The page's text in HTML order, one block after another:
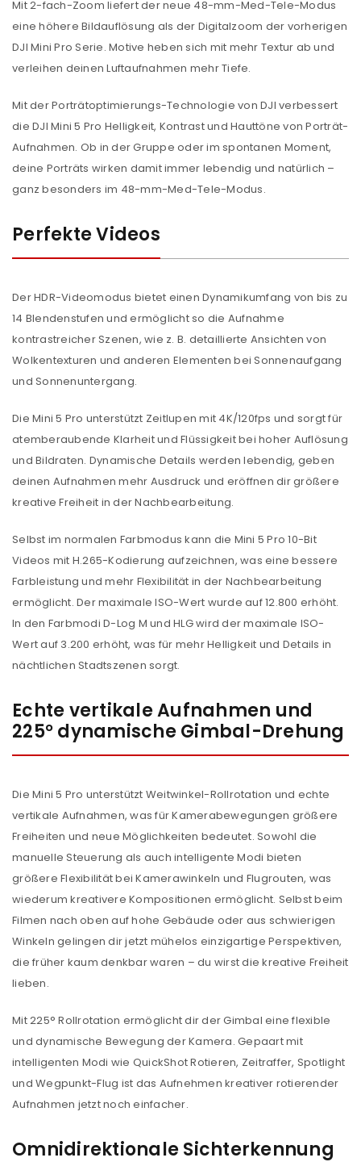
Mit 2-fach-Zoom liefert der neue 48-mm-Med-Tele-Modus
eine höhere Bildauflösung als der Digitalzoom der vorherigen
DJI Mini Pro Serie. Motive heben sich mit mehr Textur ab und
verleihen deinen Luftaufnahmen mehr Tiefe.
Mit der Porträtoptimierungs-Technologie von DJI verbessert
die DJI Mini 5 Pro Helligkeit, Kontrast und Hauttöne von Porträt-
Aufnahmen. Ob in der Gruppe oder im spontanen Moment,
deine Porträts wirken damit immer lebendig und natürlich –
ganz besonders im 48-mm-Med-Tele-Modus.
Perfekte Videos
Der HDR-Videomodus bietet einen Dynamikumfang von bis zu
14 Blendenstufen und ermöglicht so die Aufnahme
kontrastreicher Szenen, wie z. B. detaillierte Ansichten von
Wolkentexturen und anderen Elementen bei Sonnenaufgang
und Sonnenuntergang.
Die Mini 5 Pro unterstützt Zeitlupen mit 4K/120fps und sorgt für
atemberaubende Klarheit und Flüssigkeit bei hoher Auflösung
und Bildraten. Dynamische Details werden lebendig, geben
deinen Aufnahmen mehr Ausdruck und eröffnen dir größere
kreative Freiheit in der Nachbearbeitung.
Selbst im normalen Farbmodus kann die Mini 5 Pro 10-Bit
Videos mit H.265-Kodierung aufzeichnen, was eine bessere
Farbleistung und mehr Flexibilität in der Nachbearbeitung
ermöglicht. Der maximale ISO-Wert wurde auf 12.800 erhöht.
In den Farbmodi D-Log M und HLG wird der maximale ISO-
Wert auf 3.200 erhöht, was für mehr Helligkeit und Details in
nächtlichen Stadtszenen sorgt.
Echte vertikale Aufnahmen und
225° dynamische Gimbal-Drehung
Die Mini 5 Pro unterstützt Weitwinkel-Rollrotation und echte
vertikale Aufnahmen, was für Kamerabewegungen größere
Freiheiten und neue Möglichkeiten bedeutet. Sowohl die
manuelle Steuerung als auch intelligente Modi bieten
größere Flexibilität bei Kamerawinkeln und Flugrouten, was
wiederum kreativere Kompositionen ermöglicht. Selbst beim
Filmen nach oben auf hohe Gebäude oder aus schwierigen
Winkeln gelingen dir jetzt mühelos einzigartige Perspektiven,
die früher kaum denkbar waren – du wirst die kreative Freiheit
lieben.
Mit 225° Rollrotation ermöglicht dir der Gimbal eine flexible
und dynamische Bewegung der Kamera. Gepaart mit
intelligenten Modi wie QuickShot Rotieren, Zeitraffer, Spotlight
und Wegpunkt-Flug ist das Aufnehmen kreativer rotierender
Aufnahmen jetzt noch einfacher.
Omnidirektionale Sichterkennung